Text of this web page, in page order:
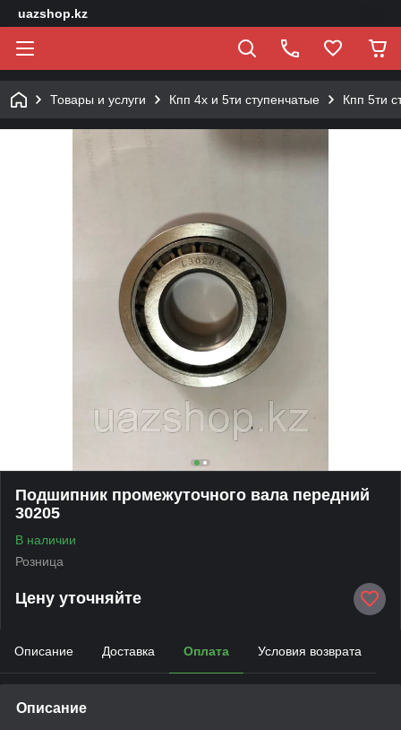
uazshop.kz
Товары и услуги Кпп 4х и 5ти ступенчатые Кпп 5ти
Подшипник промежуточного вала передний
30205
В наличии
Розница
Цену уточняйте
Описание Доставка Оплата Условия возврата
Описание